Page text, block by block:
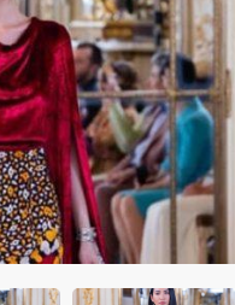
МЗС
КОНТАКТНІ ДАНІ